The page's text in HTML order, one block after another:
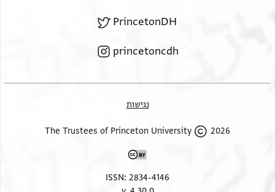
PrincetonDH
princetoncdh
נגישות
2026 The Trustees of Princeton University
ISSN: 2834-4146